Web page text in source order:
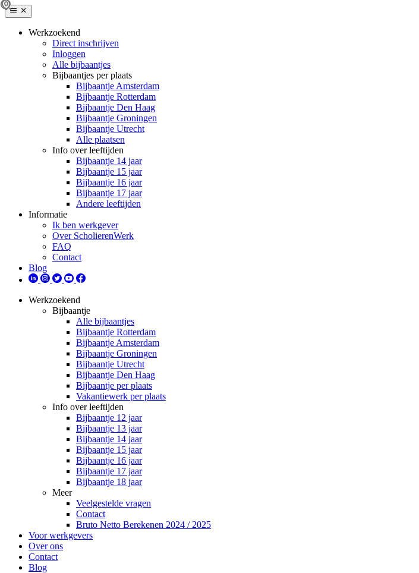
Werkzoekend
Direct inschrijven
Inloggen
Alle bijbaantjes
Bijbaantjes per plaats
Bijbaantje Amsterdam
Bijbaantje Rotterdam
Bijbaantje Den Haag
Bijbaantje Groningen
Bijbaantje Utrecht
Alle plaatsen
Info over leeftijden
Bijbaantje 14 jaar
Bijbaantje 15 jaar
Bijbaantje 16 jaar
Bijbaantje 17 jaar
Andere leeftijden
Informatie
Ik ben werkgever
Over ScholierenWerk
FAQ
Contact
Blog
Werkzoekend
Bijbaantje
Alle bijbaantjes
Bijbaantje Rotterdam
Bijbaantje Amsterdam
Bijbaantje Groningen
Bijbaantje Utrecht
Bijbaantje Den Haag
Bijbaantje per plaats
Vakantiewerk per plaats
Info over leeftijden
Bijbaantje 12 jaar
Bijbaantje 13 jaar
Bijbaantje 14 jaar
Bijbaantje 15 jaar
Bijbaantje 16 jaar
Bijbaantje 17 jaar
Bijbaantje 18 jaar
Meer
Veelgestelde vragen
Contact
Bruto Netto Berekenen 2024 / 2025
Voor werkgevers
Over ons
Contact
Blog